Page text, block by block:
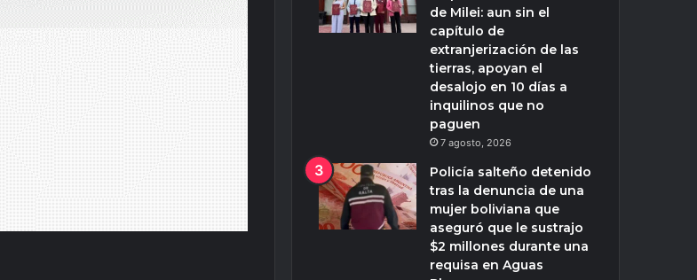
de Milei: aun sin el
capítulo de
extranjerización de las
tierras, apoyan el
desalojo en 10 días a
inquilinos que no
paguen
7 agosto, 2026
Policía salteño detenido
tras la denuncia de una
mujer boliviana que
aseguró que le sustrajo
$2 millones durante una
requisa en Aguas